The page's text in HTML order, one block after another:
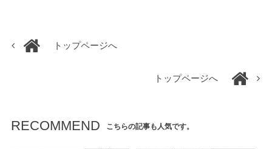
トップページへ
トップページへ
RECOMMEND こちらの記事も人気です。